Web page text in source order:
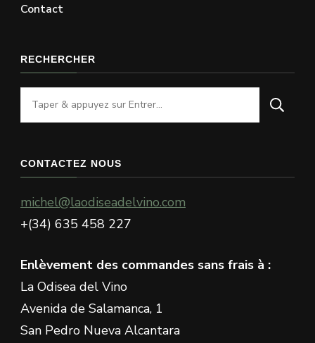
Contact
RECHERCHER
Vous
recherchiez
chose
CONTACTEZ NOUS
michel@laodiseadelvino.com
+(34) 635 458 227
Enlèvement des commandes sans frais à :
La Odisea del Vino
Avenida de Salamanca, 1
San Pedro Nueva Alcantara